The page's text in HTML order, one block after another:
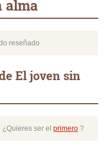
alma
reseñado
El joven sin
ser el primero?